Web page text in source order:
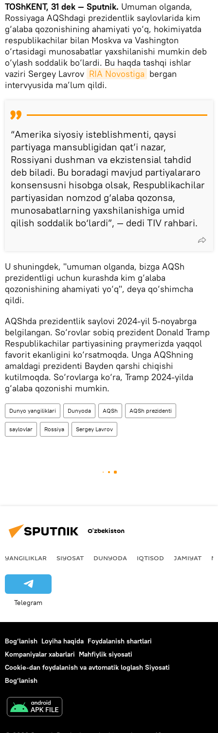
TOShKENT, 31 dek — Sputnik. Umuman olganda,
Rossiyaga AQShdagi prezidentlik saylovlarida kim
g‘alaba qozonishining ahamiyati yo‘q, hokimiyatda
respublikachilar bilan Moskva va Vashington
o‘rtasidagi munosabatlar yaxshilanishi mumkin deb
o‘ylash soddalik bo‘lardi. Bu haqda tashqi ishlar
vaziri Sergey Lavrov RIA Novostiga bergan
intervyusida ma’lum qildi.
“Amerika siyosiy isteblishmenti, qaysi
partiyaga mansubligidan qat’i nazar,
Rossiyani dushman va ekzistensial tahdid
deb biladi. Bu boradagi mavjud partiyalararo
konsensusni hisobga olsak, Respublikachilar
partiyasidan nomzod g‘alaba qozonsa,
munosabatlarning yaxshilanishiga umid
qilish soddalik bo‘lardi”, — dedi TIV rahbari.
U shuningdek, "umuman olganda, bizga AQSh
prezidentligi uchun kurashda kim g‘alaba
qozonishining ahamiyati yo‘q", deya qo‘shimcha
qildi.
AQShda prezidentlik saylovi 2024-yil 5-noyabrga
belgilangan. So‘rovlar sobiq prezident Donald Tramp
Respublikachilar partiyasining praymerizda yaqqol
favorit ekanligini ko‘rsatmoqda. Unga AQShning
amaldagi prezidenti Bayden qarshi chiqishi
kutilmoqda. So‘rovlarga ko‘ra, Tramp 2024-yilda
g‘alaba qozonishi mumkin.
Dunyo yangiliklari Dunyoda AQSh AQSh prezidenti
saylovlar Rossiya Sergey Lavrov
O‘zbekiston
YANGILIKLAR SIYOSAT DUNYODA IQTISOD JAMIYAT
Telegram
Bog‘lanish Loyiha haqida Foydalanish shartlari
Kompaniyalar xabarlari Mahfiylik siyosati
Cookie-dan foydalanish va avtomatik loglash Siyosati
Bog‘lanish